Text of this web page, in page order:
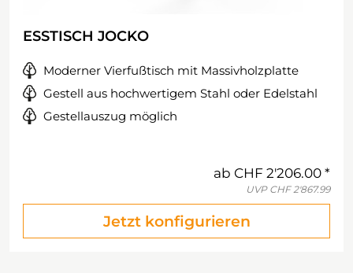
ESSTISCH JOCKO
Moderner Vierfußtisch mit Massivholzplatte
Gestell aus hochwertigem Stahl oder Edelstahl
Gestellauszug möglich
ab CHF 2'206.00
UVP CHF 2'867.99
Jetzt konfigurieren